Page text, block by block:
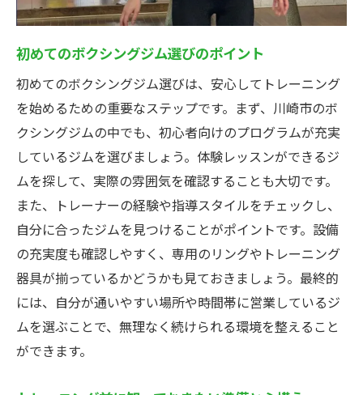
川崎市ボクシングジムのアメニティとサー
初心者に優しい地域密着型のジムが多い
川崎市のボクシングジムのアクセスの良さ
地元で続けやすい環境が整っている
地域イベントや交流会でモチベーションア
ップ
川崎市のボクシングジムの口コミと評判
ボクシングジムだからこそのサポート体制
初めてのボクシングは川崎市ボクシングジムで
安心スタート
初回体験レッスンの流れと内容
初めてのボクシングジム選びのポイント
初めてのボクシングジム選びは、安心してトレーニング
を始めるための重要なステップです。まず、川崎市のボ
クシングジムの中でも、初心者向けのプログラムが充実
しているジムを選びましょう。体験レッスンができるジ
ムを探して、実際の雰囲気を確認することも大切です。
また、トレーナーの経験や指導スタイルをチェックし、
自分に合ったジムを見つけることがポイントです。設備
の充実度も確認しやすく、専用のリングやトレーニング
器具が揃っているかどうかも見ておきましょう。最終的
には、自分が通いやすい場所や時間帯に営業しているジ
ムを選ぶことで、無理なく続けられる環境を整えること
ができます。